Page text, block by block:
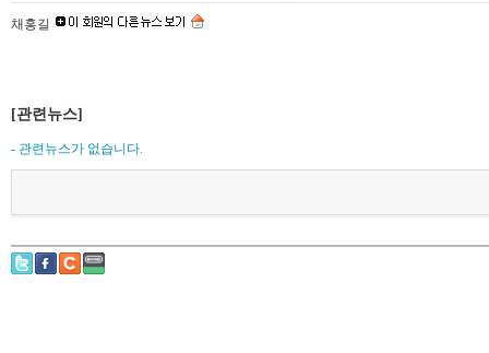
채홍길
[관련뉴스]
- 관련뉴스가 없습니다.